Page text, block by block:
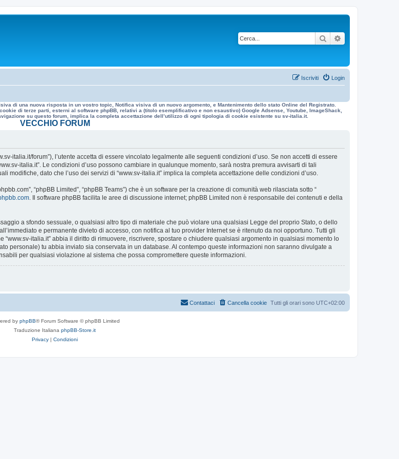
Cerca
Login
Iscriviti
di una nuova risposta in un vostro topic, Notifica visiva di un nuovo argomento, e Mantenimento dello stato Online del Registrato.
di terze parti, esterni al software phpBB, relativi a (titolo esemplificativo e non esaustivo) Google Adsense, Youtube, ImageShack,
su questo forum, implica la completa accettazione dell’utilizzo di ogni tipologia di cookie esistente su sv-italia.it.
VECCHIO FORUM
italia.it/forum”), l’utente accetta di essere vincolato legalmente alle seguenti condizioni d’uso. Se non accetti di essere
italia.it”. Le condizioni d’uso possono cambiare in qualunque momento, sarà nostra premura avvisarti di tali
dato che l’uso dei servizi di “www.sv-italia.it” implica la completa accettazione delle condizioni d’uso.
“phpBB Limited”, “phpBB Teams”) che è un software per la creazione di comunità web rilasciata sotto “
. Il software phpBB facilita le aree di discussione internet; phpBB Limited non è responsabile dei contenuti e della
a sfondo sessuale, o qualsiasi altro tipo di materiale che può violare una qualsiasi Legge del proprio Stato, o dello
e permanente divieto di accesso, con notifica al tuo provider Internet se è ritenuto da noi opportuno. Tutti gli
italia.it” abbia il diritto di rimuovere, riscrivere, spostare o chiudere qualsiasi argomento in qualsiasi momento lo
personale) tu abbia inviato sia conservata in un database. Al contempo queste informazioni non saranno divulgate a
per qualsiasi violazione al sistema che possa compromettere queste informazioni.
Tutti gli orari sono UTC+02:00
Cancella cookie
Contattaci
by phpBB® Forum Software © phpBB Limited
Traduzione Italiana phpBB-Store.it
Privacy | Condizioni